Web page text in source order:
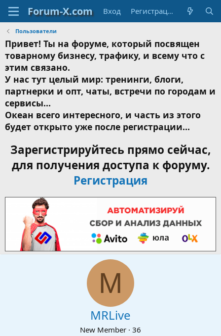
Вход Регистрация
Пользователи
Привет! Ты на форуме, который посвящен
товарному бизнесу, трафику, и всему что с
этим связано.
У нас тут целый мир: тренинги, блоги,
партнерки и опт, чаты, встречи по городам и
сервисы...
Океан всего интересного, и часть из этого
будет открыто уже после регистрации...
Зарегистрируйтесь прямо сейчас,
для получения доступа к форуму.
Регистрация
M
MRLive
New Member · 36